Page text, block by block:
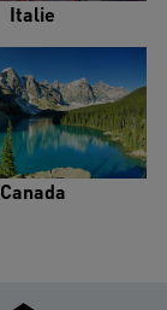
Italie
Canada